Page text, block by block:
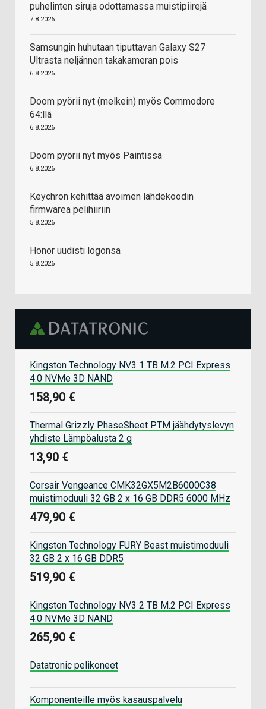
puhelinten siruja odottamassa muistipiirejä
7.8.2026
Samsungin huhutaan tiputtavan Galaxy S27
Ultrasta neljännen takakameran pois
6.8.2026
Doom pyörii nyt (melkein) myös Commodore
64:llä
6.8.2026
Doom pyörii nyt myös Paintissa
6.8.2026
Keychron kehittää avoimen lähdekoodin
firmwarea pelihiiriin
5.8.2026
Honor uudisti logonsa
5.8.2026
Kingston Technology NV3 1 TB M.2 PCI Express
4.0 NVMe 3D NAND
158,90 €
Thermal Grizzly PhaseSheet PTM jäähdytyslevyn
yhdiste Lämpöalusta 2 g
13,90 €
Corsair Vengeance CMK32GX5M2B6000C38
muistimoduuli 32 GB 2 x 16 GB DDR5 6000 MHz
479,90 €
Kingston Technology FURY Beast muistimoduuli
32 GB 2 x 16 GB DDR5
519,90 €
Kingston Technology NV3 2 TB M.2 PCI Express
4.0 NVMe 3D NAND
265,90 €
Datatronic pelikoneet
Komponenteille myös kasauspalvelu